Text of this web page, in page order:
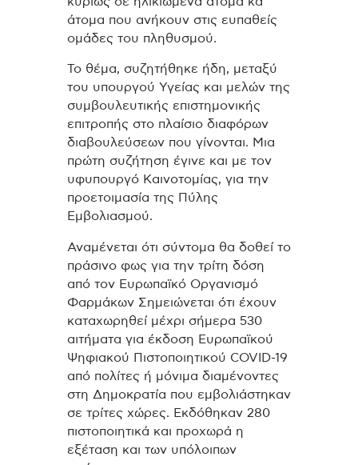
άτομα που ανήκουν στις ευπαθείς
ομάδες του πληθυσμού.
Το θέμα, συζητήθηκε ήδη, μεταξύ
του υπουργού Υγείας και μελών της
συμβουλευτικής επιστημονικής
επιτροπής στο πλαίσιο διαφόρων
διαβουλεύσεων που γίνονται. Μια
πρώτη συζήτηση έγινε και με τον
υφυπουργό Καινοτομίας, για την
προετοιμασία της Πύλης
Εμβολιασμού.
Αναμένεται ότι σύντομα θα δοθεί το
πράσινο φως για την τρίτη δόση
από τον Ευρωπαϊκό Οργανισμό
Φαρμάκων Σημειώνεται ότι έχουν
καταχωρηθεί μέχρι σήμερα 530
αιτήματα για έκδοση Ευρωπαϊκού
Ψηφιακού Πιστοποιητικού COVID-19
από πολίτες ή μόνιμα διαμένοντες
στη Δημοκρατία που εμβολιάστηκαν
σε τρίτες χώρες. Εκδόθηκαν 280
πιστοποιητικά και προχωρά η
εξέταση και των υπόλοιπων